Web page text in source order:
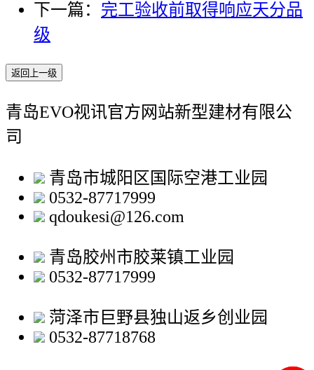
下一篇： 完工验收前取得响应天分品
级
返回上一级
青岛EVO视讯官方网站新型建材有限公
司
青岛市城阳区国际空港工业园
0532-87717999
qdoukesi@126.com
青岛胶州市胶莱镇工业园
0532-87717999
菏泽市巨野县独山返乡创业园
0532-87718768